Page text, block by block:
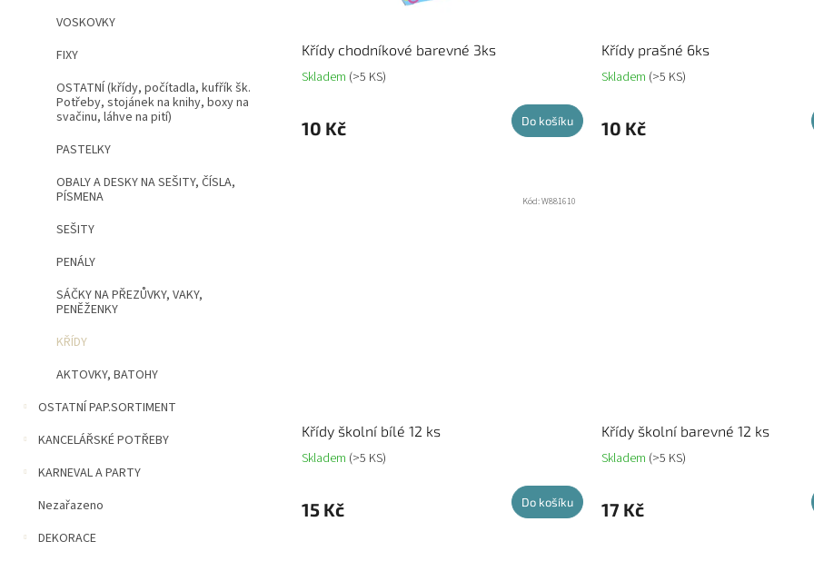
VOSKOVKY
FIXY
OSTATNÍ (křídy, počítadla, kufřík šk.
Potřeby, stojánek na knihy, boxy na
svačinu, láhve na pití)
PASTELKY
OBALY A DESKY NA SEŠITY, ČÍSLA,
PÍSMENA
SEŠITY
PENÁLY
SÁČKY NA PŘEZŮVKY, VAKY,
PENĚŽENKY
KŘÍDY
AKTOVKY, BATOHY
OSTATNÍ PAP.SORTIMENT
KANCELÁŘSKÉ POTŘEBY
KARNEVAL A PARTY
Nezařazeno
DEKORACE
Křídy chodníkové barevné 3ks
Skladem (>5 KS)
10 Kč Do košíku
Křídy prašné 6ks
Skladem (>5 KS)
10 Kč
Křídy školní bílé 12 ks
Skladem (>5 KS)
15 Kč Do košíku
Kód:W881610
Křídy školní barevné 12 ks
Skladem (>5 KS)
17 Kč